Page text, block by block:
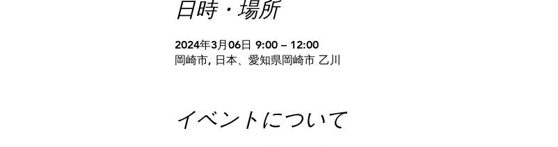
日時・場所
2024年3月06日 9:00 – 12:00
岡崎市, 日本、愛知県岡崎市 乙川
イベントについて